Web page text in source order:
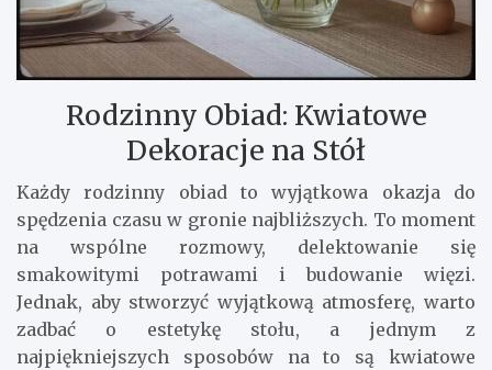
Rodzinny Obiad: Kwiatowe
Dekoracje na Stół
Każdy rodzinny obiad to wyjątkowa okazja do
spędzenia czasu w gronie najbliższych. To moment
na wspólne rozmowy, delektowanie się
smakowitymi potrawami i budowanie więzi.
Jednak, aby stworzyć wyjątkową atmosferę, warto
zadbać o estetykę stołu, a jednym z
najpiękniejszych sposobów na to są kwiatowe